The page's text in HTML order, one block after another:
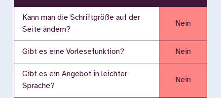
Kann man die Schriftgröße auf der
Seite ändern?
Nein
Gibt es eine Vorlesefunktion? Nein
Gibt es ein Angebot in leichter
Sprache?
Nein